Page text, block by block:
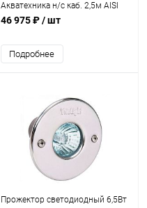
Акватехника н/с каб. 2,5м AISI
316 (плитка) (AT16.02M)
46 975 ₽/ шт
Подробнее
Прожектор светодиодный 6,5Вт